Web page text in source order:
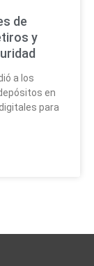
de
y
a los
en
para